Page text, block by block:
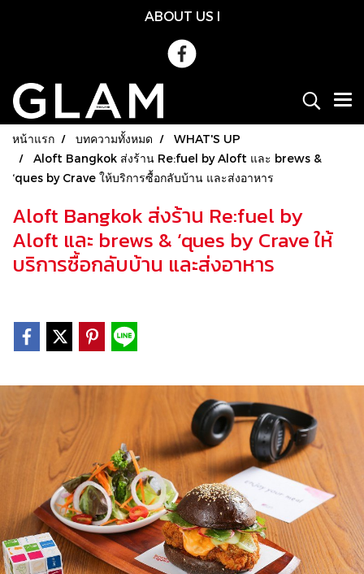
ABOUT US l
หน้าแรก บทความทั้งหมด
WHAT'S UP
Aloft Bangkok ส่งร้าน Re:fuel by Aloft และ brews &
‘ques by Crave ให้บริการซื้อกลับบ้าน และส่งอาหาร
Aloft Bangkok ส่งร้าน Re:fuel by
Aloft และ brews & ‘ques by Crave ให้
บริการซื้อกลับบ้าน และส่งอาหาร